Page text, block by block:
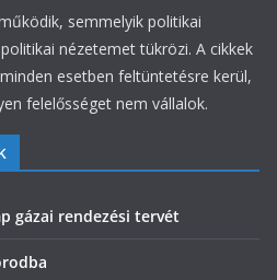
semmelyik politikai
nézetemet tükrözi. A cikkek
esetben feltüntetésre kerül,
felelősséget nem vállalok.
gázai rendezési tervét